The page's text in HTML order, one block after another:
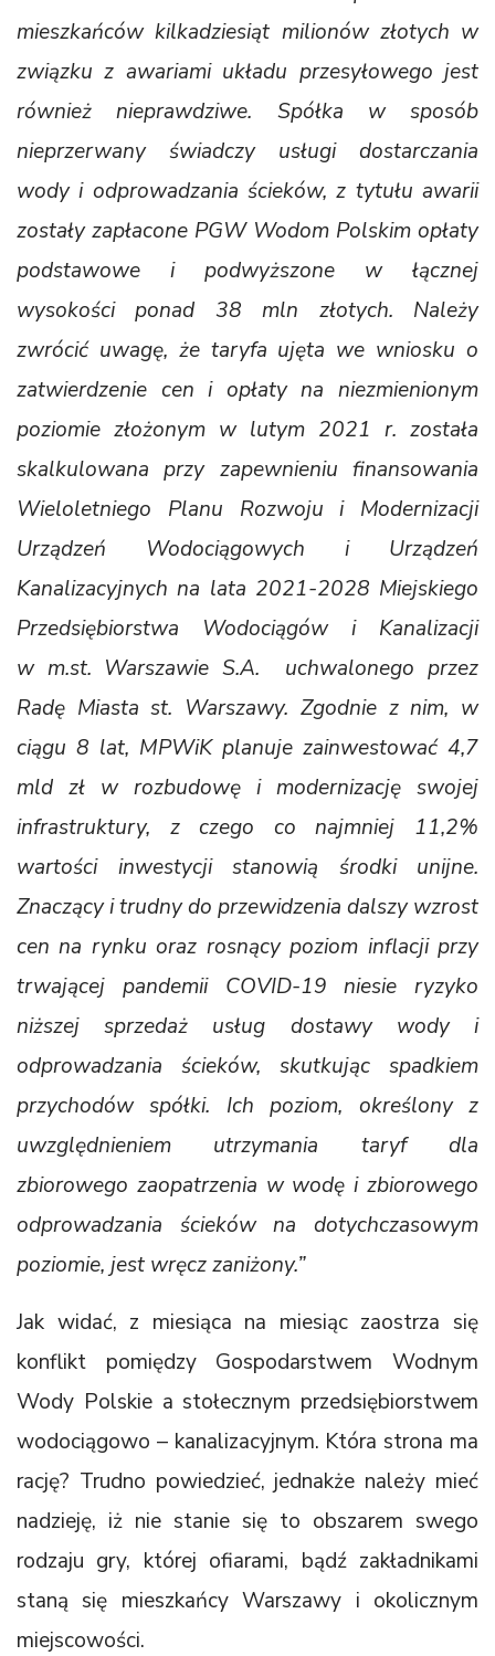
mieszkańców kilkadziesiąt milionów złotych w
związku z awariami układu przesyłowego jest
również nieprawdziwe. Spółka w sposób
nieprzerwany świadczy usługi dostarczania
wody i odprowadzania ścieków, z tytułu awarii
zostały zapłacone PGW Wodom Polskim opłaty
podstawowe i podwyższone w łącznej
wysokości ponad 38 mln złotych. Należy
zwrócić uwagę, że taryfa ujęta we wniosku o
zatwierdzenie cen i opłaty na niezmienionym
poziomie złożonym w lutym 2021 r. została
skalkulowana przy zapewnieniu finansowania
Wieloletniego Planu Rozwoju i Modernizacji
Urządzeń Wodociągowych i Urządzeń
Kanalizacyjnych na lata 2021-2028 Miejskiego
Przedsiębiorstwa Wodociągów i Kanalizacji
w m.st. Warszawie S.A. uchwalonego przez
Radę Miasta st. Warszawy. Zgodnie z nim, w
ciągu 8 lat, MPWiK planuje zainwestować 4,7
mld zł w rozbudowę i modernizację swojej
infrastruktury, z czego co najmniej 11,2%
wartości inwestycji stanowią środki unijne.
Znaczący i trudny do przewidzenia dalszy wzrost
cen na rynku oraz rosnący poziom inflacji przy
trwającej pandemii COVID-19 niesie ryzyko
niższej sprzedaż usług dostawy wody i
odprowadzania ścieków, skutkując spadkiem
przychodów spółki. Ich poziom, określony z
uwzględnieniem utrzymania taryf dla
zbiorowego zaopatrzenia w wodę i zbiorowego
odprowadzania ścieków na dotychczasowym
poziomie, jest wręcz zaniżony.”
Jak widać, z miesiąca na miesiąc zaostrza się
konflikt pomiędzy Gospodarstwem Wodnym
Wody Polskie a stołecznym przedsiębiorstwem
wodociągowo – kanalizacyjnym. Która strona ma
rację? Trudno powiedzieć, jednakże należy mieć
nadzieję, iż nie stanie się to obszarem swego
rodzaju gry, której ofiarami, bądź zakładnikami
staną się mieszkańcy Warszawy i okolicznym
miejscowości.